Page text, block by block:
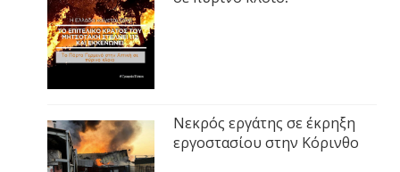
Νεκρός εργάτης σε έκρηξη
εργοστασίου στην Κόρινθο